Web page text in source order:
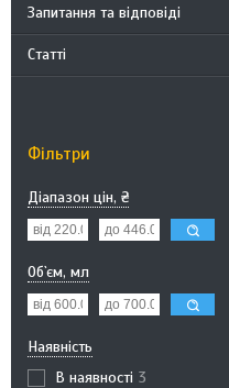
Запитання та відповіді
Статті
Фільтри
Діапазон цін, ₴
Об`єм, мл
Наявність
В наявності 3